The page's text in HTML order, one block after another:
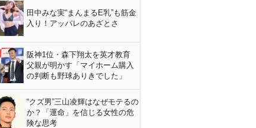
田中みな実“まんまるE乳”も筋金
入り！アッパレのあざとさ
阪神1位・森下翔太を英才教育
父親が明かす「マイホーム購入
の判断も野球ありきでした」
“クズ男”三山凌輝はなぜモテるの
か？「運命」を信じる女性の危
険な思考